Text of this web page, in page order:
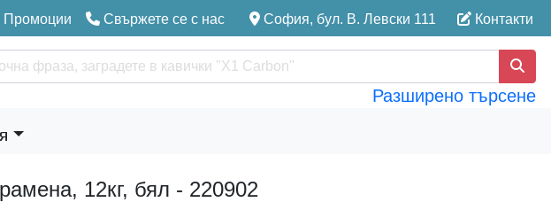
Промоции Свържете се с нас София, бул. В. Левски 111 Контакти
Разширено търсене
12кг, бял - 220902